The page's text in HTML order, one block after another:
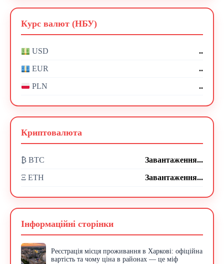
Курс валют (НБУ)
USD ..
EUR ..
PLN ..
Криптовалюта
₿ BTC Завантаження...
Ξ ETH Завантаження...
Інформаційні сторінки
Реєстрація місця проживання в Харкові: офіційна
вартість та чому ціна в районах — це міф